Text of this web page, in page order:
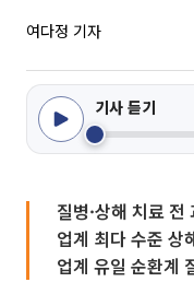
여다정 기자
기사 듣기
질병·상해 치료
업계 최다 수준 상
업계 유일 순환계